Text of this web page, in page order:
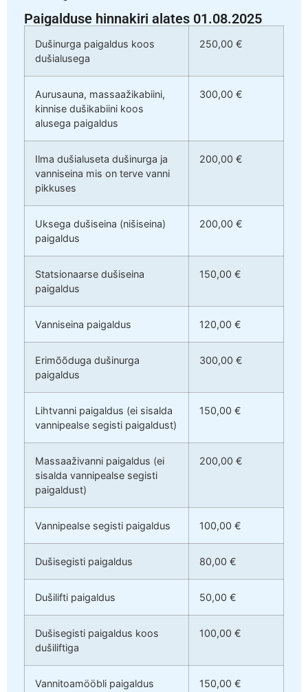
Paigalduse hinnakiri alates 01.08.2025
Dušinurga paigaldus koos
dušialusega
250,00 €
Aurusauna, massaažikabiini,
kinnise dušikabiini koos
alusega paigaldus
300,00 €
Ilma dušialuseta dušinurga ja
vanniseina mis on terve vanni
pikkuses
200,00 €
Uksega dušiseina (nišiseina)
paigaldus
200,00 €
Statsionaarse dušiseina
paigaldus
150,00 €
Vanniseina paigaldus 120,00 €
Erimõõduga dušinurga
paigaldus
300,00 €
Lihtvanni paigaldus (ei sisalda
vannipealse segisti paigaldust)
150,00 €
Massaaživanni paigaldus (ei
sisalda vannipealse segisti
paigaldust)
200,00 €
Vannipealse segisti paigaldus 100,00 €
Dušisegisti paigaldus 80,00 €
Dušilifti paigaldus 50,00 €
Dušisegisti paigaldus koos
dušiliftiga
100,00 €
Vannitoamööbli paigaldus
150,00 €